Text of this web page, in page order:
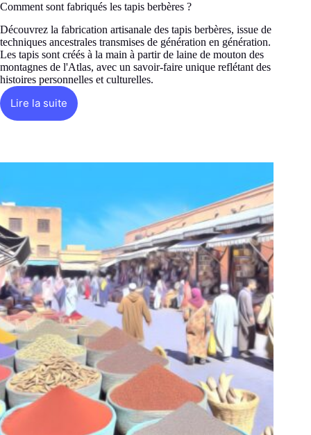
Comment sont fabriqués les tapis berbères ?
Découvrez la fabrication artisanale des tapis berbères, issue de
techniques ancestrales transmises de génération en génération.
Les tapis sont créés à la main à partir de laine de mouton des
montagnes de l'Atlas, avec un savoir-faire unique reflétant des
histoires personnelles et culturelles.
Lire la suite
Comment
tapis
berbères
?